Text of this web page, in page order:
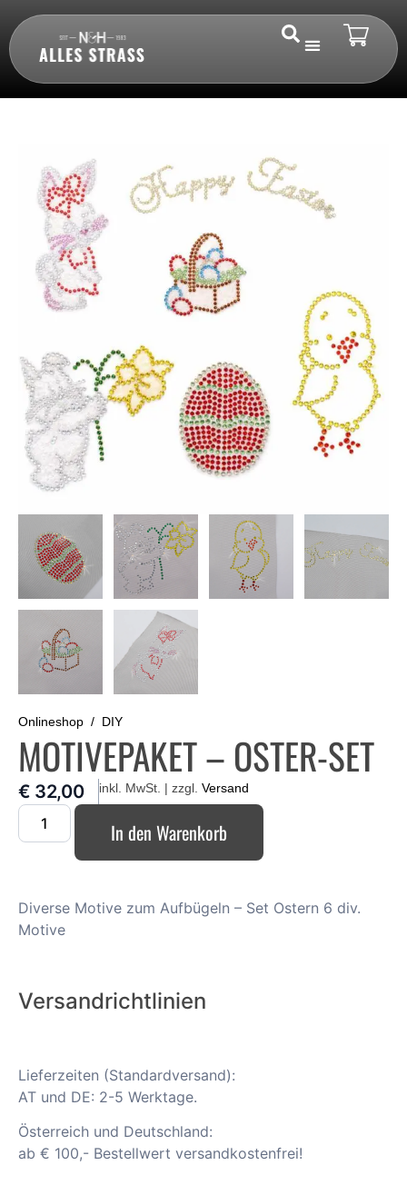
Onlineshop DIY
MOTIVEPAKET – OSTER-SET
€ 32,00 inkl. MwSt. | zzgl.Versand
In den Warenkorb
Diverse Motive zum Aufbügeln – Set Ostern 6 div.
Motive
Versandrichtlinien
Lieferzeiten (Standardversand):
AT und DE: 2-5 Werktage.
Österreich und Deutschland:
ab € 100,- Bestellwert versandkostenfrei!